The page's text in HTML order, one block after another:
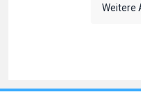
Weitere